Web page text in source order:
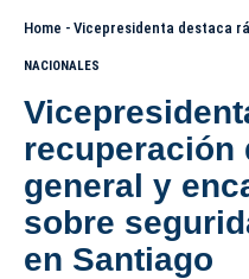
Home - Vicepresidenta destaca rápida recuperación del
NACIONALES
recuperación
general y
sobre
en Santiago